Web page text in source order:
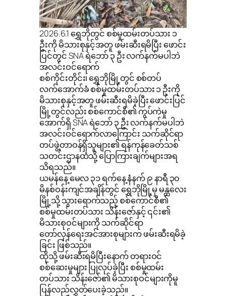
2026.6.1 ရွှေဘိုတွင် စစ်မှုထမ်းတပ်သား ၁
ဦးကို မိသားစုနှင့်အတူ ဖမ်းဆီးရမိပြီး ဖောင်း
ပြင်တွင် SNA ရဲဘော် ၃ ဦး လက်နက်မပါဘဲ
အလင်းဝင်ရောက်
စစ်ကိုင်းတိုင်း၊ ရွှေဘိုမြို့တွင် စစ်တပ်
လက်အောက်ခံ စစ်မှုထမ်းတပ်သား ၁ ဦးကို
မိသားစုနှင့်အတူ ဖမ်းဆီးရမိခဲ့ပြီး ဖောင်းပြင်
မြို့တွင်လည်း စစ်ကောင်စီ၏ ကွပ်ကဲမှု
အောက်ရှိ SNA ရဲဘော် ၃ ဦး လက်နက်မပါဘဲ
အလင်းဝင်ရောက်လာကြောင်း သက်ဆိုင်ရာ
တပ်ဖွဲ့တာဝန်ရှိသူများ၏ ရန်ကုန်ခေတ်သစ်
သတင်းဌာနထံသို့ ပြောကြားချက်များအရ
သိရသည်။
ယမန်နေ့ မေလ ၃၁ ရက်နေ့ နံနက် ၉ နာရီ ၃၀
မိနစ်ဝန်းကျင်အချိန်တွင် ရွှေဘိုမြို့မှ မန္တလေး
မြို့သို့ သွားရောက်သည့် စစ်ကောင်စီ၏
စစ်မှုထမ်းတပ်သား သိန်းဇော်နှင့် ၎င်း၏
မိသားစုဝင်များကို သက်ဆိုင်ရာ
တော်လှန်ရေးအင်အားစုများက ဖမ်းဆီးရမိခဲ့
ခြင်း ဖြစ်သည်။
ထိုသို့ ဖမ်းဆီးရမိပြီးနောက် တရားဝင်
စစ်ဆေးမှုများ ပြုလုပ်ခဲ့ပြီး စစ်မှုထမ်း
တပ်သား သိန်းဇော်၏ မိသားစုဝင်များကိုမူ
ပြန်လည်လွှတ်ပေးခဲ့သည်။